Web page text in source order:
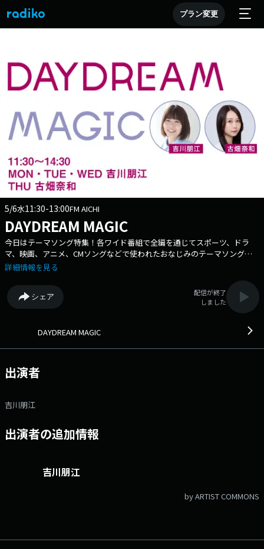
プラン変更
5/6水11:30-13:00FM AICHI
DAYDREAM MAGIC
今日はテーマソング特集！各ワイド番組で全編を通じてスポーツ、ドラ
マ、映画、アニメ、CMソングなどで使われたおなじみのテーマソングを
特集していきます。 現在、あなたの好きなテーマソングを募集中！Xで
お送り下さい！抽選でAmazonギフト券3000円分を3名様にプレゼントし
ます！ ★コーナー★ ・12:10頃～「お昼に一問デイドリル」 お昼
ごはんのお供に、頭のスイッチオン！記憶をたどって答えるクイズコーナ
クセになる！さぁ、今日も一緒に頭の体操してみましょう！ ・14:07
ます！ パーソナリティは月～水は吉川朋江、木は古畑奈和がお届けし
ます。 番組X→ @daydream807 ハッシュタグ #デイドリ807 ◆ラ
リクエストはこちら Xハッシュタグは「#デイドリ807」 Xアカウント
は「@daydream807」
詳細情報を見る
シェア
配信が終了
しました
DAYDREAM MAGIC
出演者
吉川朋江
出演者の追加情報
吉川朋江
by ARTIST COMMONS